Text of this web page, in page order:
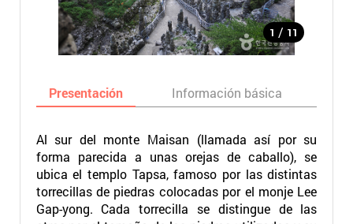
1 / 11
Presentación Información básica
Al sur del monte Maisan (llamada así por su
forma parecida a unas orejas de caballo), se
ubica el templo Tapsa, famoso por las distintas
torrecillas de piedras colocadas por el monje Lee
Gap-yong. Cada torrecilla se distingue de las